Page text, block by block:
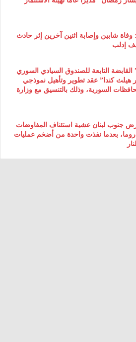
شابين وإصابة اثنين آخرين إثر حادث
إدلب
التابعة للصندوق السيادي السوري
هيلث كندا” عقد تطوير وتأهيل نموذجي
السورية، وذلك بالتنسيق مع وزارة
جنوب لبنان عشية استئناف المفاوضات
في روما، بعدما نفذت واحدة من أضخم عمليات